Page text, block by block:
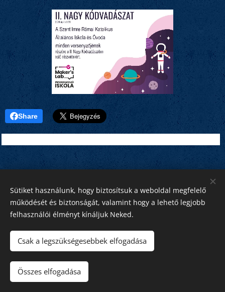
Share
Minden jog fenntartva!
Szent Imre 2026
Sütiket használunk, hogy biztosítsuk a weboldal megfelelő
működését és biztonságát, valamint hogy a lehető legjobb
felhasználói élményt kínáljuk Neked.
Csak a legszükségesebbek elfogadása
Összes elfogadása